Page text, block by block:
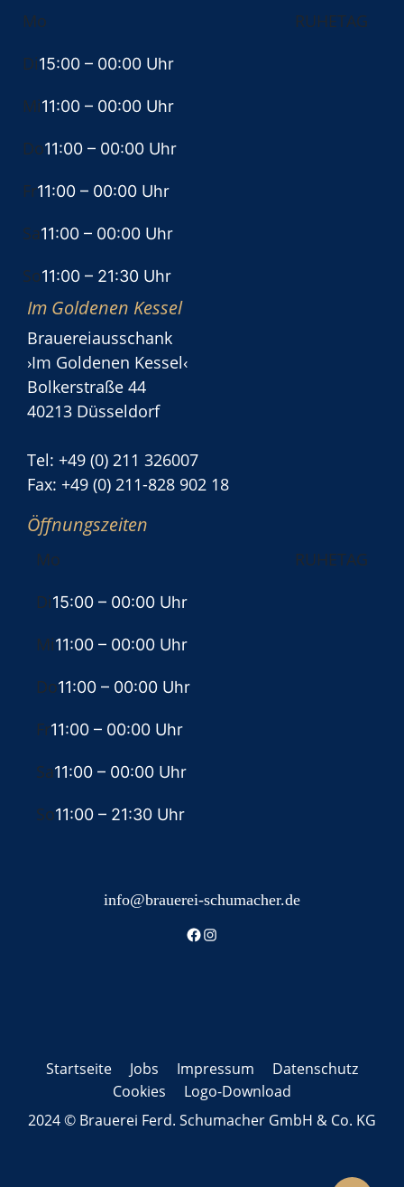
Mo
RUHETAG
Di15:00 – 00:00 Uhr
Mi11:00 – 00:00 Uhr
Do11:00 – 00:00 Uhr
Fr11:00 – 00:00 Uhr
Sa11:00 – 00:00 Uhr
So11:00 – 21:30 Uhr
info@brauerei-schumacher.de
Im Goldenen Kessel
Brauereiausschank
›Im Goldenen Kessel‹
Bolkerstraße 44
40213 Düsseldorf
Tel: +49 (0) 211 326007
Fax: +49 (0) 211-828 902 18
Öffnungszeiten
Mo
RUHETAG
Di15:00 – 00:00 Uhr
Mi11:00 – 00:00 Uhr
Do11:00 – 00:00 Uhr
Fr11:00 – 00:00 Uhr
Sa11:00 – 00:00 Uhr
So11:00 – 21:30 Uhr
Startseite Jobs Impressum
Datenschutz
Cookies
Logo-Download
2024 © Brauerei Ferd. Schumacher GmbH & Co. KG